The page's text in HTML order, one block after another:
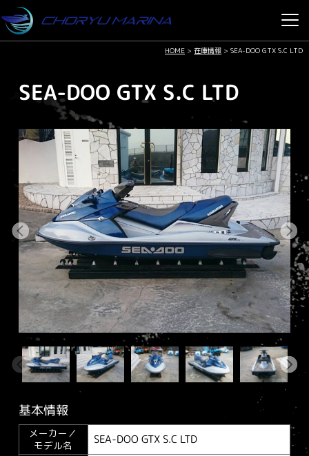
HOME > 在庫情報 >SEA-DOO GTX S.C LTD
SEA-DOO GTX S.C LTD
基本情報
メーカー／
モデル名
SEA-DOO GTX S.C LTD